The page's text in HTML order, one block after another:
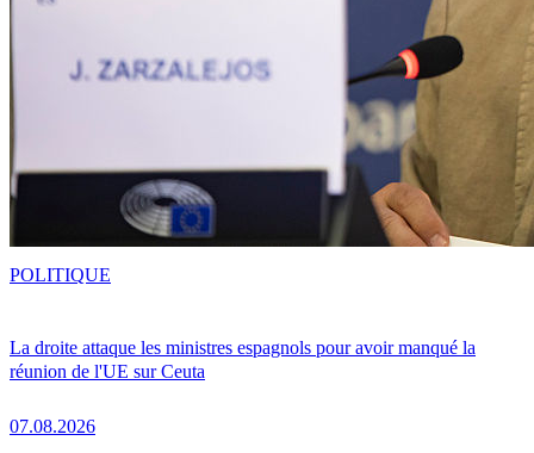
La droite attaque les ministres espagnols pour avoir manqué la
réunion de l'UE sur Ceuta
07.08.2026
POLITIQUE